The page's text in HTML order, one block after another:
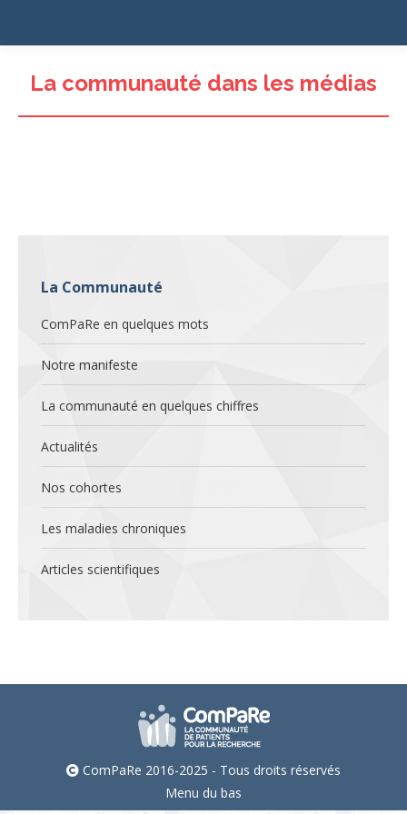
La communauté dans les médias
La Communauté
ComPaRe en quelques mots
Notre manifeste
La communauté en quelques chiffres
Actualités
Nos cohortes
Les maladies chroniques
Articles scientifiques
ComPaRe 2016-2025 - Tous droits réservés
Menu du bas